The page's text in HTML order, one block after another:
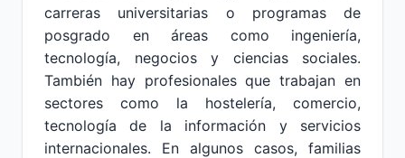
carreras universitarias o programas de
posgrado en áreas como ingeniería,
tecnología, negocios y ciencias sociales.
También hay profesionales que trabajan en
sectores como la hostelería, comercio,
tecnología de la información y servicios
internacionales. En algunos casos, familias